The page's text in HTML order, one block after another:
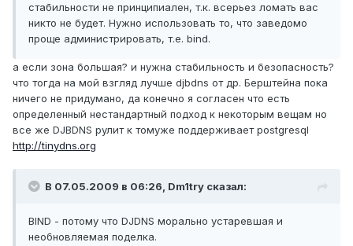
стабильности не принципиален, т.к. всерьез ломать вас
никто не будет. Нужно использовать то, что заведомо
проще администрировать, т.е. bind.
а если зона большая? и нужна стабильность и безопасность?
что тогда на мой взгляд лучше djbdns от др. Берштейна пока
ничего не придумано, да конечно я согласен что есть
определенный нестандартный подход к некоторым вещам но
все же DJBDNS рулит к томуже поддерживает postgresql
http://tinydns.org
В 07.05.2009 в 06:26, Dm1try сказал:
BIND - потому что DJDNS морально устаревшая и
необновляемая поделка.